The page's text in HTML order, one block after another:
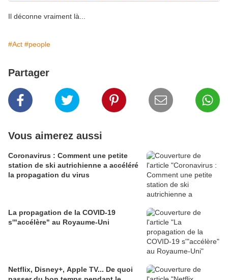
Il déconne vraiment là...
#Act #people
Partager
Vous aimerez aussi
Coronavirus : Comment une petite
station de ski autrichienne a accéléré
la propagation du virus
La propagation de la COVID-19
s'"accélère" au Royaume-Uni
Netflix, Disney+, Apple TV... De quoi